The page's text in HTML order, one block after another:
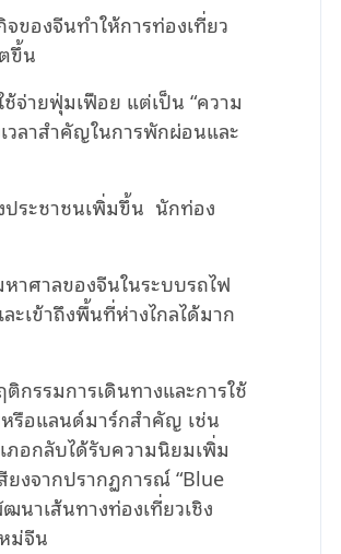
ของจีนทำให้การท่องเที่ยว
ขึ้น
จ่ายฟุ่มเฟือย แต่เป็น “ความ
วลาสำคัญในการพักผ่อนและ
ประชาชนเพิ่มขึ้น นักท่อง
ศาลของจีนในระบบรถไฟ
ะเข้าถึงพื้นที่ห่างไกลได้มาก
รรมการเดินทางและการใช้
รือแลนด์มาร์กสำคัญ เช่น
ภอกลับได้รับความนิยมเพิ่ม
งจากปรากฏการณ์ “Blue
นาเส้นทางท่องเที่ยวเชิง
ม่จีน